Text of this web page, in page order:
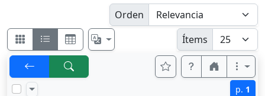
Orden
Ítems
p. 1